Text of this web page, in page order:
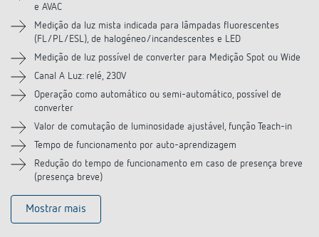
e AVAC
Medição da luz mista indicada para lâmpadas fluorescentes
(FL/PL/ESL), de halogéneo/incandescentes e LED
Medição de luz possível de converter para Medição Spot ou Wide
Canal A Luz: relé, 230V
Operação como automático ou semi-automático, possível de
converter
Valor de comutação de luminosidade ajustável, função Teach-in
Tempo de funcionamento por auto-aprendizagem
Redução do tempo de funcionamento em caso de presença breve
(presença breve)
Mostrar mais